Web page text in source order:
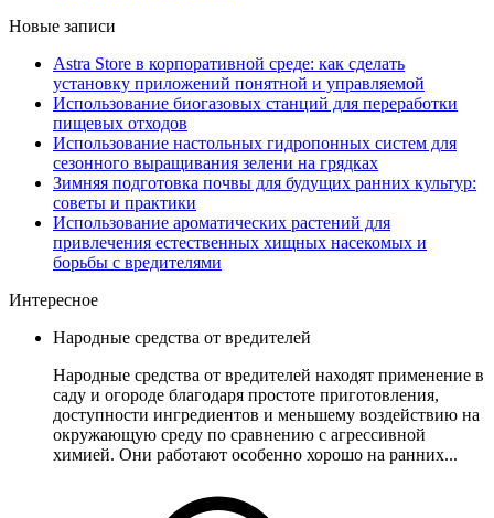
Новые записи
Astra Store в корпоративной среде: как сделать
установку приложений понятной и управляемой
Использование биогазовых станций для переработки
пищевых отходов
Использование настольных гидропонных систем для
сезонного выращивания зелени на грядках
Зимняя подготовка почвы для будущих ранних культур:
советы и практики
Использование ароматических растений для
привлечения естественных хищных насекомых и
борьбы с вредителями
Интересное
Народные средства от вредителей
Народные средства от вредителей находят применение в
саду и огороде благодаря простоте приготовления,
доступности ингредиентов и меньшему воздействию на
окружающую среду по сравнению с агрессивной
химией. Они работают особенно хорошо на ранних...